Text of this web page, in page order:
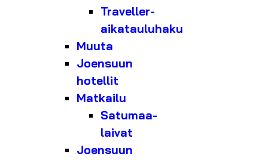
Traveller-
aikatauluhaku
Muuta
Joensuun
hotellit
Matkailu
Satumaa-
laivat
Joensuun